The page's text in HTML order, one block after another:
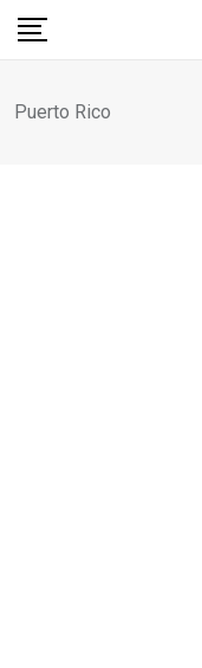
Skip
Puerto Rico